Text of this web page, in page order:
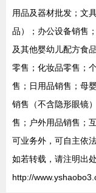
用品及器材批发；文
品）；办公设备销售
及其他婴幼儿配方食
零售；化妆品零售；
售；日用品销售；母
销售（不含隐形眼镜
售；户外用品销售；
可业务外，可自主依
如若转载，请注明出处
http://